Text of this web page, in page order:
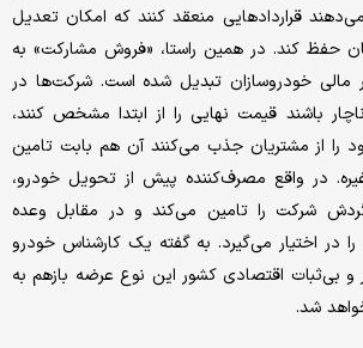
قراردادهایی منعقد کنند که امکان تعدیل
حفظ کند. در همین راستا، «فروش مشارکت» به
مالی خودروسازان تبدیل شده است. شرکت‌ها در
باشند قیمت نهایی را از ابتدا مشخص کنند،
را از مشتریان جذب می‌کنند آن هم بابت تامین
در واقع مصرف‌کننده پیش از تحویل خودرو،
شرکت را تامین می‌کند و در مقابل وعده
را در اختیار می‌گیرد. به گفته یک کارشناس خودرو
و بی‌ثبات اقتصادی کشور این نوع عرضه بازهم به
شد.